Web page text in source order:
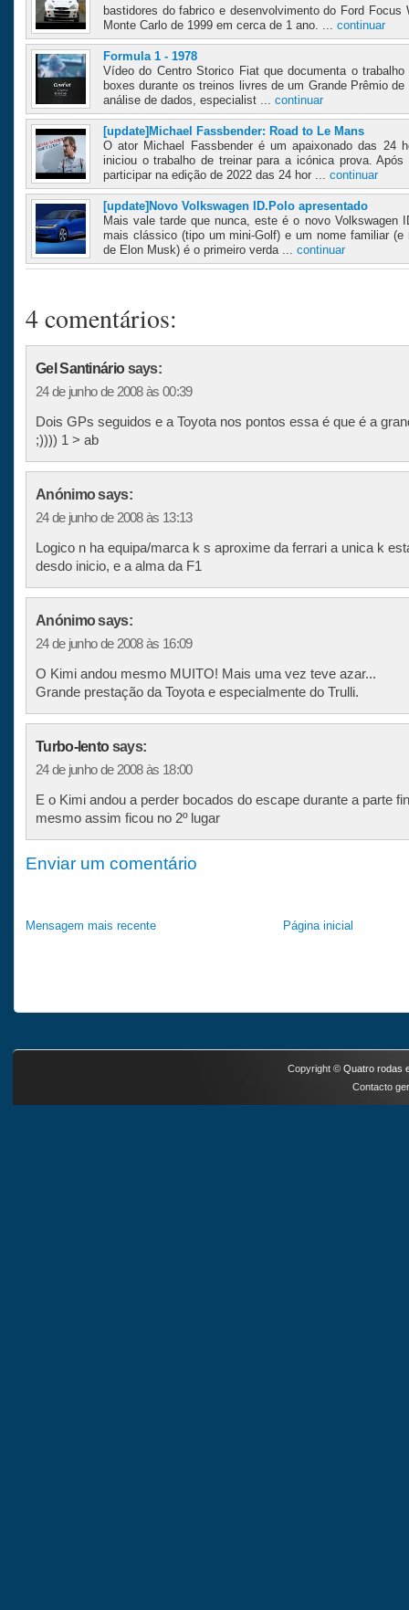
bastidores do fabrico e desenvolvimento do Ford Focus
Monte Carlo de 1999 em cerca de 1 ano. ... continuar
Formula 1 - 1978
Vídeo do Centro Storico Fiat que documenta o
boxes durante os treinos livres de um Grande Prêmio
análise de dados, especialist ... continuar
[update]Michael Fassbender: Road to Le Mans
O ator Michael Fassbender é um apaixonado das 24
iniciou o trabalho de treinar para a icónica prova.
participar na edição de 2022 das 24 hor ... continuar
[update]Novo Volkswagen ID.Polo apresentado
Mais vale tarde que nunca, este é o novo Volkswagen
mais clássico (tipo um mini-Golf) e um nome familiar
de Elon Musk) é o primeiro verda ... continuar
4 comentários:
Gel Santináriosays:
24 de junho de 2008 às 00:39
Dois GPs seguidos e a Toyota nos pontos essa é que é a
;)))) 1 > ab
Anónimo says:
24 de junho de 2008 às 13:13
Logico n ha equipa/marca k s aproxime da ferrari a unica k
desdo inicio, e a alma da F1
Anónimo says:
24 de junho de 2008 às 16:09
O Kimi andou mesmo MUITO! Mais uma vez teve azar...
Grande prestação da Toyota e especialmente do Trulli.
Turbo-lentosays:
24 de junho de 2008 às 18:00
E o Kimi andou a perder bocados do escape durante a parte
mesmo assim ficou no 2º lugar
Enviar um comentário
Mensagem mais recente Página inicial
Copyright © Quatro rodas
Contacto